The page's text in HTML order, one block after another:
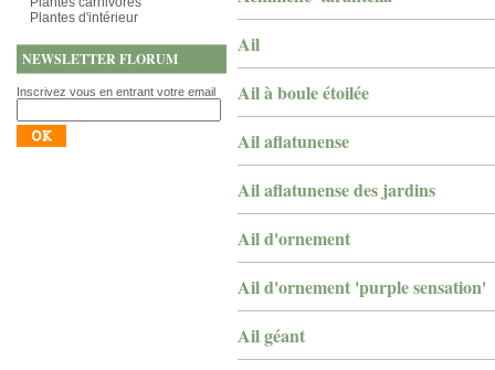
Plantes d'intérieur
NEWSLETTER FLORUM
Inscrivez vous en entrant votre email
Ail
Ail à boule étoilée
Ail aflatunense
Ail aflatunense des jardins
Ail d'ornement
Ail d'ornement 'purple sensation'
Ail géant